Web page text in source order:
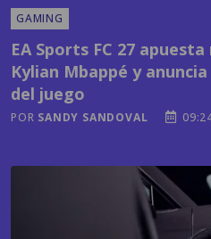
Kylian Mbappé y
del juego
PORSANDY SANDOVAL